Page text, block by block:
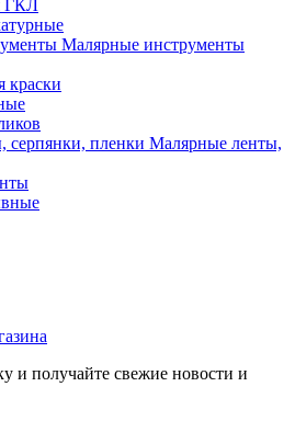
ГКЛ
Малярные инструменты
краски
Малярные ленты,
и получайте свежие новости и